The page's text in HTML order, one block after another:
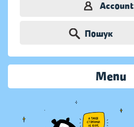
Account
Пошук
Menu